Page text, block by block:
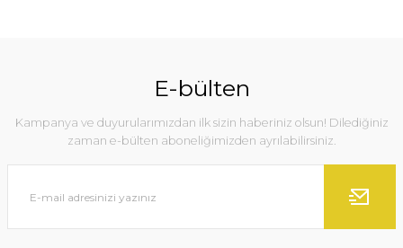
E-bülten
Kampanya ve duyurularımızdan ilk sizin haberiniz olsun! Dilediğiniz
zaman e-bülten aboneliğimizden ayrılabilirsiniz.